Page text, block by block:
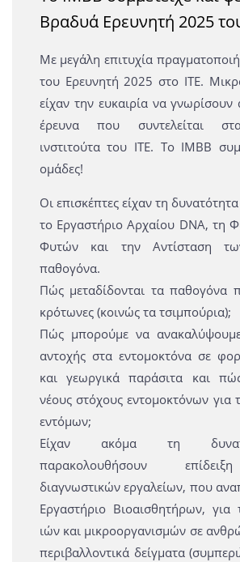
Βραδυά Ερευνητή 2025
Mε μεγάλη επιτυχία
του Ερευνητή 2025 στο ΙΤΕ.
είχαν την ευκαιρία να
έρευνα που συντελείται
ινστιτούτα του ΙΤΕ. Το ΙΜΒΒ
ομάδες!
Οι επισκέπτες είχαν τη
το Εργαστήριο Αρχαίου DNA, τη
Φυτών και την Αντίσταση
παθογόνα.
Πώς μεταδίδονται τα παθογόνα
κρότωνες (κοινώς τα τσιμπούρια);
Πώς μπορούμε να
αντοχής στα εντομοκτόνα σε
και γεωργικά παράσιτα και
νέους στόχους εντομοκτόνων για
εντόμων;
Είχαν ακόμα τη
παρακολουθήσουν
διαγνωστικών εργαλείων, που
Εργαστήριο Βιοαισθητήρων, για
ιών και μικροοργανισμών σε
περιβαλλοντικά δείγματα